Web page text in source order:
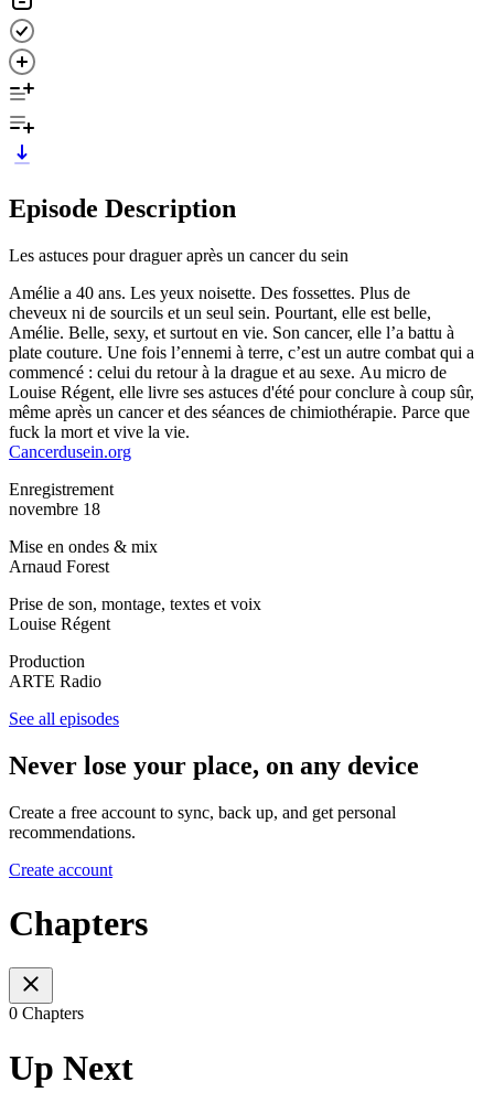
Episode Description
Les astuces pour draguer après un cancer du sein
Amélie a 40 ans. Les yeux noisette. Des fossettes. Plus de
cheveux ni de sourcils et un seul sein. Pourtant, elle est belle,
Amélie. Belle, sexy, et surtout en vie. Son cancer, elle l’a battu à
plate couture. Une fois l’ennemi à terre, c’est un autre combat qui a
commencé : celui du retour à la drague et au sexe. Au micro de
Louise Régent, elle livre ses astuces d'été pour conclure à coup sûr,
même après un cancer et des séances de chimiothérapie. Parce que
fuck la mort et vive la vie.
Cancerdusein.org
Enregistrement
novembre 18
Mise en ondes & mix
Arnaud Forest
Prise de son, montage, textes et voix
Louise Régent
Production
ARTE Radio
See all episodes
Never lose your place, on any device
Create a free account to sync, back up, and get personal
recommendations.
Create account
Chapters
0 Chapters
Up Next